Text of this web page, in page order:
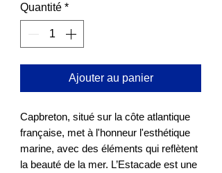
Quantité *
Ajouter au panier
Capbreton, situé sur la côte atlantique
française, met à l'honneur l'esthétique
marine, avec des éléments qui reflètent
la beauté de la mer. L’Estacade est une